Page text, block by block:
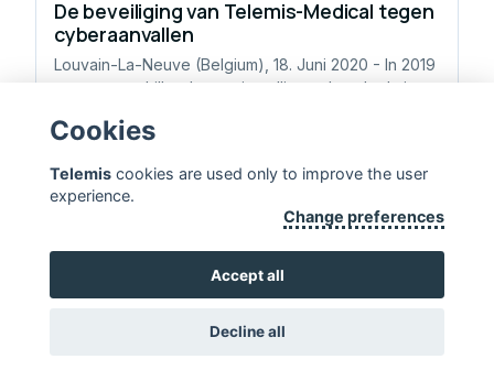
De beveiliging van Telemis-Medical tegen
cyberaanvallen
Louvain-La-Neuve (Belgium), 18. Juni 2020 - In 2019
waren verschillende zorginstellingen het doelwit
CONTACT
Cookies
Telemiscookies are used only to improve the user
experience.
Change preferences
Accept all
Decline all